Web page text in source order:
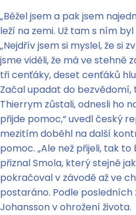
„Běžel jsem a pak jsem
leží na zemi. Už tam s ním byl
„Nejdřív jsem si myslel, že si
jsme viděli, že má ve stehně
tři cenťáky, deset cenťáků
Začal upadat do bezvědomí,
Thierrym zůstali, odnesli ho
přijde pomoc,“ uvedl český
mezitím doběhl na další
pomoc. „Ale než přijeli, tak to
přiznal Smola, který stejně
pokračoval v závodě až ve
postaráno. Podle
Johansson v ohrožení života.